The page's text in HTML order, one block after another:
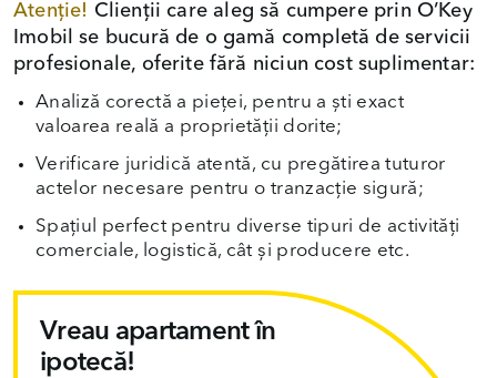
Atenție! Clienții care aleg să cumpere prin O’Key
Imobil se bucură de o gamă completă de servicii
profesionale, oferite fără niciun cost suplimentar:
Analiză corectă a pieței, pentru a ști exact
valoarea reală a proprietății dorite;
Verificare juridică atentă, cu pregătirea tuturor
actelor necesare pentru o tranzacție sigură;
Spațiul perfect pentru diverse tipuri de activități
comerciale, logistică, cât și producere etc.
Vreau apartament în
ipotecă!